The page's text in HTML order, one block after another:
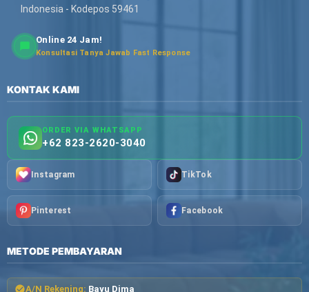
Indonesia - Kodepos 59461
Online 24 Jam!
Konsultasi Tanya Jawab Fast Response
KONTAK KAMI
ORDER VIA WHATSAPP
+62 823-2620-3040
Instagram TikTok
Pinterest Facebook
METODE PEMBAYARAN
A/N Rekening: Bayu Dima